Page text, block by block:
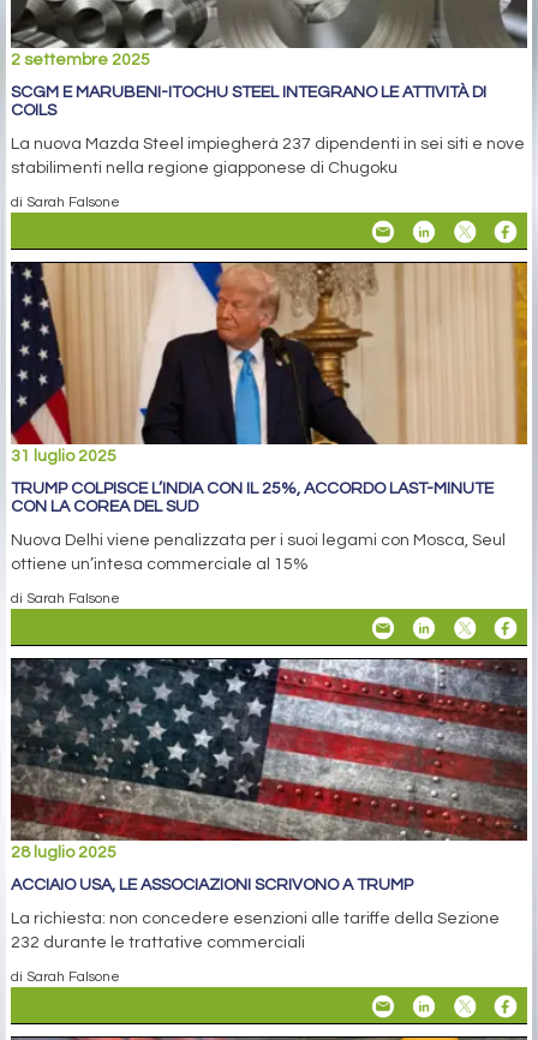
2 settembre 2025
SCGM E MARUBENI-ITOCHU STEEL INTEGRANO LE ATTIVITÀ DI
COILS
La nuova Mazda Steel impiegherà 237 dipendenti in sei siti e nove
stabilimenti nella regione giapponese di Chugoku
di Sarah Falsone
31 luglio 2025
TRUMP COLPISCE L’INDIA CON IL 25%, ACCORDO LAST-MINUTE
CON LA COREA DEL SUD
Nuova Delhi viene penalizzata per i suoi legami con Mosca, Seul
ottiene un’intesa commerciale al 15%
di Sarah Falsone
28 luglio 2025
ACCIAIO USA, LE ASSOCIAZIONI SCRIVONO A TRUMP
La richiesta: non concedere esenzioni alle tariffe della Sezione
232 durante le trattative commerciali
di Sarah Falsone